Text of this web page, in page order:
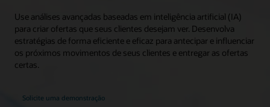
Use análises avançadas baseadas em inteligência artificial (IA)
para criar ofertas que seus clientes desejam ver. Desenvolva
estratégias de forma eficiente e eficaz para antecipar e influenciar
os próximos movimentos de seus clientes e entregar as ofertas
certas.
Solicite uma demonstração